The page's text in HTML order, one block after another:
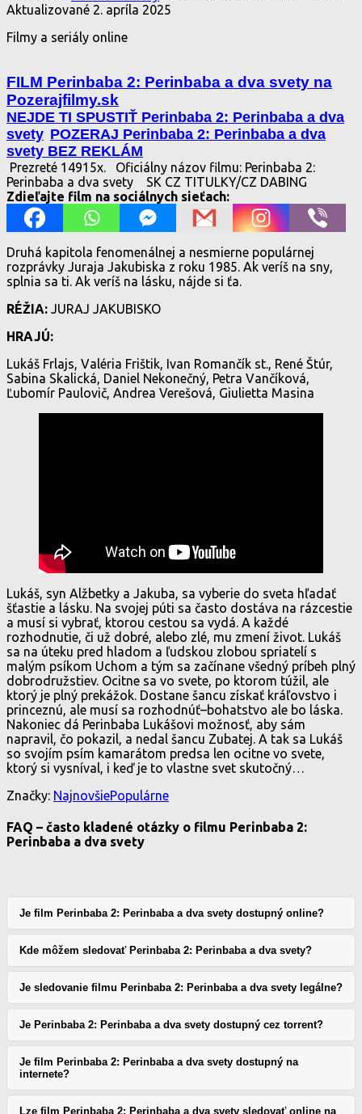
Aktualizované 2. apríla 2025
Filmy a seriály online
FILM Perinbaba 2: Perinbaba a dva svety na
Pozerajfilmy.sk
NEJDE TI SPUSTIŤ Perinbaba 2: Perinbaba a dva
svety POZERAJ Perinbaba 2: Perinbaba a dva
svety BEZ REKLÁM
Prezreté 14915x.
Oficiálny názov filmu: Perinbaba 2:
Perinbaba a dva svety
SK CZ TITULKY/CZ DABING
Zdieľajte film na sociálnych sieťach:
Druhá kapitola fenomenálnej a nesmierne populárnej
rozprávky Juraja Jakubiska z roku 1985. Ak veríš na sny,
splnia sa ti. Ak veríš na lásku, nájde si ťa.
RÉŽIA: JURAJ JAKUBISKO
HRAJÚ:
Lukáš Frlajs, Valéria Frištik, Ivan Romančík st., René Štúr,
Sabina Skalická, Daniel Nekonečný, Petra Vančíková,
Ľubomír Paulovič, Andrea Verešová, Giulietta Masina
Lukáš, syn Alžbetky a Jakuba, sa vyberie do sveta hľadať
šťastie a lásku. Na svojej púti sa často dostáva na rázcestie
a musí si vybrať, ktorou cestou sa vydá. A každé
rozhodnutie, či už dobré, alebo zlé, mu zmení život. Lukáš
sa na úteku pred hladom a ľudskou zlobou spriatelí s
malým psíkom Uchom a tým sa začínane všedný príbeh plný
dobrodružstiev. Ocitne sa vo svete, po ktorom túžil, ale
ktorý je plný prekážok. Dostane šancu získať kráľovstvo i
princeznú, ale musí sa rozhodnúť–bohatstvo ale bo láska.
Nakoniec dá Perinbaba Lukášovi možnosť, aby sám
napravil, čo pokazil, a nedal šancu Zubatej. A tak sa Lukáš
so svojím psím kamarátom predsa len ocitne vo svete,
ktorý si vysníval, i keď je to vlastne svet skutočný…
Značky: NajnovšiePopulárne
FAQ – často kladené otázky o filmu Perinbaba 2:
Perinbaba a dva svety
Je film Perinbaba 2: Perinbaba a dva svety dostupný online?
Kde môžem sledovať Perinbaba 2: Perinbaba a dva svety?
Je sledovanie filmu Perinbaba 2: Perinbaba a dva svety legálne?
Je Perinbaba 2: Perinbaba a dva svety dostupný cez torrent?
Je film Perinbaba 2: Perinbaba a dva svety dostupný na
internete?
Lze film Perinbaba 2: Perinbaba a dva svety sledovať online na